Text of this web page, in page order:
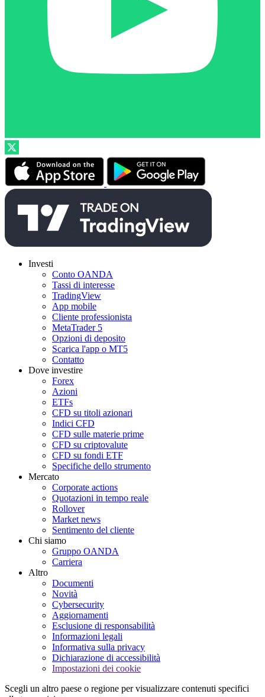
Investi
Conto OANDA
Tassi di interesse
TradingView
App mobile
Cliente professionista
MetaTrader 5
Opzioni di deposito
Scarica l'app o MT5
Contatto
Dove investire
Forex
Azioni
ETFs
CFD su titoli azionari
Indici CFD
CFD sulle materie prime
CFD su criptovalute
CFD su fondi ETF
Specifiche dello strumento
Mercato
Corporate actions
Quotazioni in tempo reale
Rollover
Market news
Sentimento del cliente
Chi siamo
Gruppo OANDA
Carriera
Altro
Documenti
Novità
Cybersecurity
Aggiornamenti
Esclusione di responsabilità
Informazioni legali
Informativa sulla privacy
Dichiarazione di accessibilità
Impostazioni dei cookie
Scegli un altro paese o regione per visualizzare contenuti specifici